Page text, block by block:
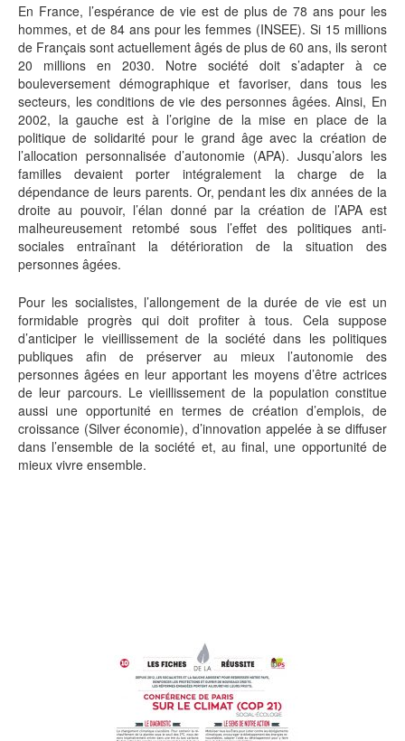
En France, l’espérance de vie est de plus de 78 ans pour les
hommes, et de 84 ans pour les femmes (INSEE). Si 15 millions
de Français sont actuellement âgés de plus de 60 ans, ils seront
20 millions en 2030. Notre société doit s’adapter à ce
bouleversement démographique et favoriser, dans tous les
secteurs, les conditions de vie des personnes âgées. Ainsi, En
2002, la gauche est à l’origine de la mise en place de la
politique de solidarité pour le grand âge avec la création de
l’allocation personnalisée d’autonomie (APA). Jusqu’alors les
familles devaient porter intégralement la charge de la
dépendance de leurs parents. Or, pendant les dix années de la
droite au pouvoir, l’élan donné par la création de l’APA est
malheureusement retombé sous l’effet des politiques anti-
sociales entraînant la détérioration de la situation des
personnes âgées.
Pour les socialistes, l’allongement de la durée de vie est un
formidable progrès qui doit profiter à tous. Cela suppose
d’anticiper le vieillissement de la société dans les politiques
publiques afin de préserver au mieux l’autonomie des
personnes âgées en leur apportant les moyens d’être actrices
de leur parcours. Le vieillissement de la population constitue
aussi une opportunité en termes de création d’emplois, de
croissance (Silver économie), d’innovation appelée à se diffuser
dans l’ensemble de la société et, au final, une opportunité de
mieux vivre ensemble.